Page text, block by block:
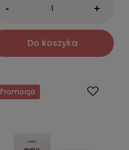
- +
Do koszyka
Promocja